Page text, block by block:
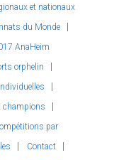
et nationaux
du Monde
AnaHeim
orphelin
champions
par
Contact